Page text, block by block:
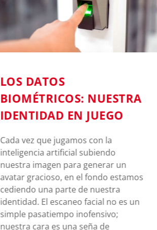
LOS DATOS
BIOMÉTRICOS: NUESTRA
IDENTIDAD EN JUEGO
Cada vez que jugamos con la
inteligencia artificial subiendo
nuestra imagen para generar un
avatar gracioso, en el fondo estamos
cediendo una parte de nuestra
identidad. El escaneo facial no es un
simple pasatiempo inofensivo;
nuestra cara es una seña de